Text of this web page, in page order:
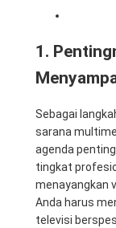
1.
Sebagai
sarana
agenda
tingkat
menayangkan
Anda harus
televisi